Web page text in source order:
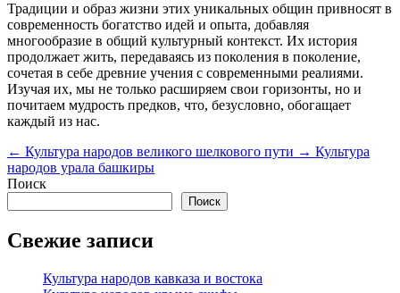
Традиции и образ жизни этих уникальных общин привносят в
современность богатство идей и опыта, добавляя
многообразие в общий культурный контекст. Их история
продолжает жить, передаваясь из поколения в поколение,
сочетая в себе древние учения с современными реалиями.
Изучая их, мы не только расширяем свои горизонты, но и
почитаем мудрость предков, что, безусловно, обогащает
каждый из нас.
← Культура народов великого шелкового пути → Культура
народов урала башкиры
Поиск
Поиск
Свежие записи
Культура народов кавказа и востока